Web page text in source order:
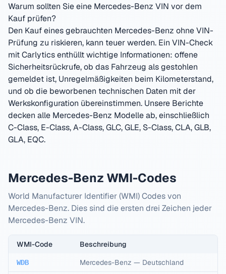
Warum sollten Sie eine Mercedes-Benz VIN vor dem
Kauf prüfen?
Den Kauf eines gebrauchten Mercedes-Benz ohne VIN-
Prüfung zu riskieren, kann teuer werden. Ein VIN-Check
mit Carlytics enthüllt wichtige Informationen: offene
Sicherheitsrückrufe, ob das Fahrzeug als gestohlen
gemeldet ist, Unregelmäßigkeiten beim Kilometerstand,
und ob die beworbenen technischen Daten mit der
Werkskonfiguration übereinstimmen. Unsere Berichte
decken alle Mercedes-Benz Modelle ab, einschließlich
C-Class, E-Class, A-Class, GLC, GLE, S-Class, CLA, GLB,
GLA, EQC.
Mercedes-Benz WMI-Codes
World Manufacturer Identifier (WMI) Codes von
Mercedes-Benz. Dies sind die ersten drei Zeichen jeder
Mercedes-Benz VIN.
WMI-Code Beschreibung
WDB Mercedes-Benz — Deutschland